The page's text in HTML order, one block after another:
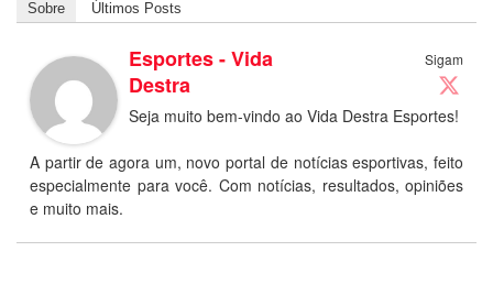
Sobre Últimos Posts
Sigam
Esportes - Vida
Destra
Seja muito bem-vindo ao Vida Destra Esportes!
A partir de agora um, novo portal de notícias esportivas, feito
especialmente para você. Com notícias, resultados, opiniões
e muito mais.